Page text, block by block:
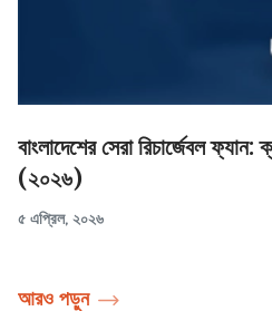
বাংলাদেশের সেরা রিচার্জেবল
(২০২৬)
৫ এপ্রিল, ২০২৬
আরও পড়ুন